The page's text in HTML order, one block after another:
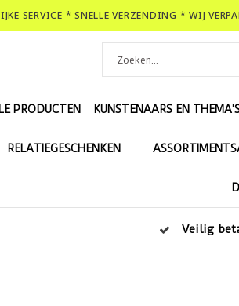
SERVICE * SNELLE VERZENDING * WIJ
PRODUCTEN KUNSTENAARS EN
RELATIEGESCHENKEN
Veilig